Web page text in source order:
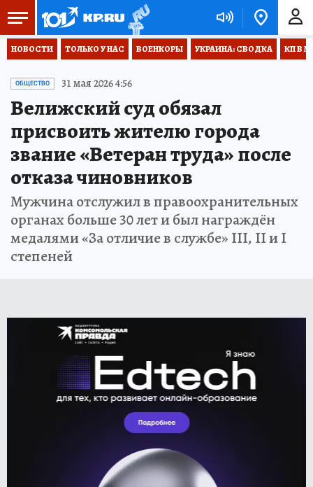
НОВОСТИ ТОЛЬКО У НАС ВОЕНКОРЫ УКРАИНА: СВОДКА КП В
ОБЩЕСТВО 31 мая 2026 4:56
Велижский суд обязал
присвоить жителю города
звание «Ветеран труда» после
отказа чиновников
Мужчина отслужил в правоохранительных
органах больше 30 лет и был награждён
медалями «За отличие в службе» III, II и I
степеней